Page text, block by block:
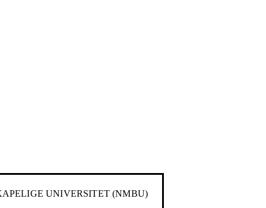
UNIVERSITET (NMBU)